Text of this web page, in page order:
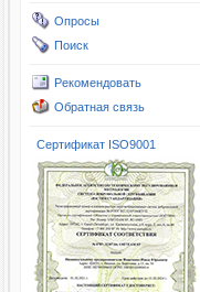
Опросы
Поиск
Рекомендовать
Обратная связь
Сертификат ISO9001